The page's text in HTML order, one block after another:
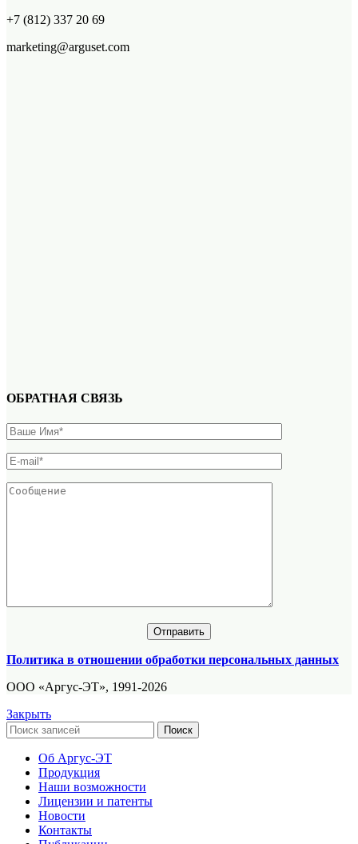
+7 (812) 337 20 69
marketing@arguset.com
ОБРАТНАЯ СВЯЗЬ
Политика в отношении обработки персональных данных
ООО «Аргус-ЭТ», 1991-2026
Закрыть
Поиск
Об Аргус-ЭТ
Продукция
Наши возможности
Лицензии и патенты
Новости
Контакты